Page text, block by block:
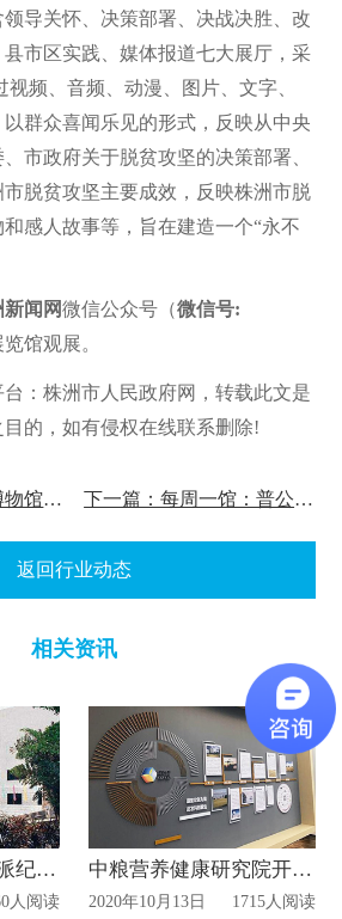
关怀、决策部署、决战决胜、改
市区实践、媒体报道七大展厅，采
视频、音频、动漫、图片、文字、
群众喜闻乐见的形式，反映从中央
市政府关于脱贫攻坚的决策部署、
脱贫攻坚主要成效，反映株洲市脱
感人故事等，旨在建造一个“永不
新闻网微信公众号（微信号:
馆观展。
：株洲市人民政府网，转载此文是
的，如有侵权在线联系删除!
上一篇：南头古城博物馆临时闭馆! 下一篇：每周一馆：普公汉代陶瓷博物馆&八旗博物馆
返回行业动态
相关资讯
每周一馆：岭南画派纪念馆
人阅读
中粮营养健康研究院开放科普展厅!
2020年10月13日 1715人阅读